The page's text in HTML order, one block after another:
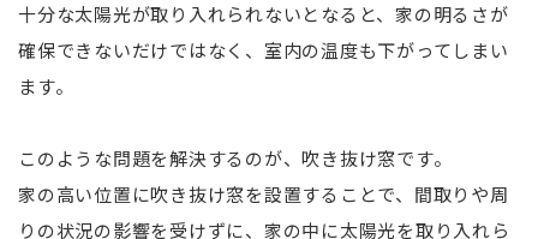
十分な太陽光が取り入れられないとなると、家の明るさが
確保できないだけではなく、室内の温度も下がってしまい
ます。
このような問題を解決するのが、吹き抜け窓です。
家の高い位置に吹き抜け窓を設置することで、間取りや周
りの状況の影響を受けずに、家の中に太陽光を取り入れら